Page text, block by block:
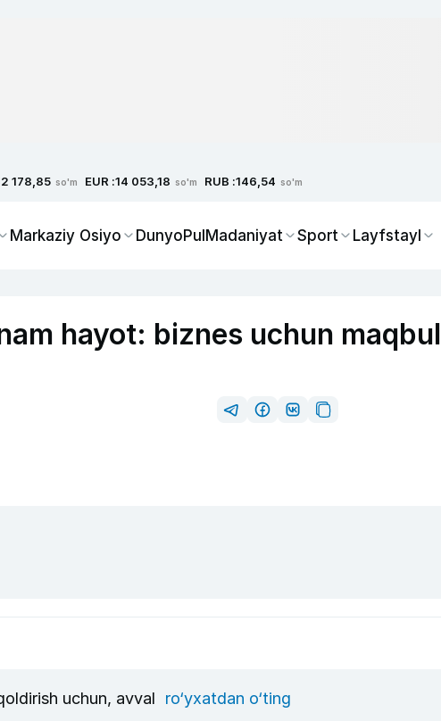
178,85 so'm EUR :14 053,18 so'm RUB :146,54 so'm
Markaziy Osiyo DunyoPulMadaniyat Sport Layfstayl
hayot: biznes uchun maqbul
uchun, avval ro‘yxatdan o‘ting